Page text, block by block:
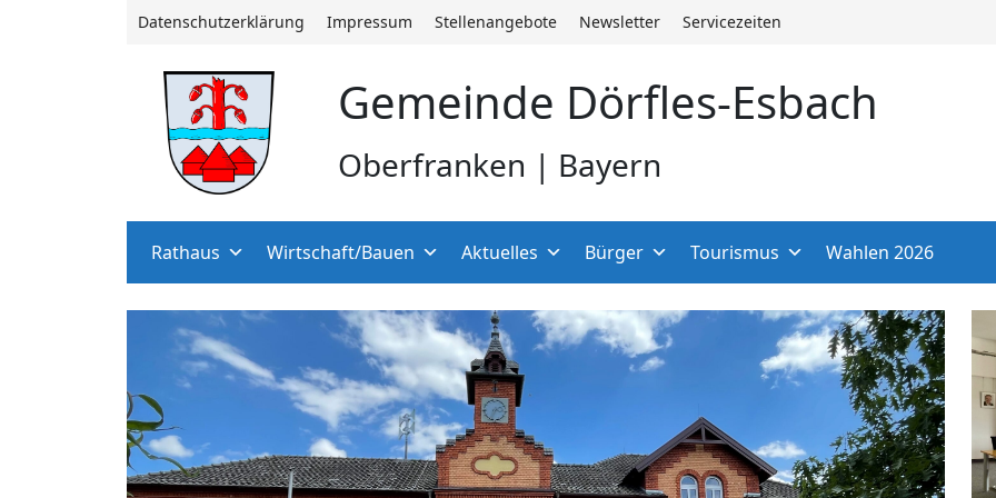
Datenschutzerklärung Impressum Stellenangebote Newsletter Servicezeiten
Gemeinde Dörfles-Esbach
Oberfranken | Bayern
Rathaus Wirtschaft/Bauen Aktuelles Bürger Tourismus Wahlen 2026